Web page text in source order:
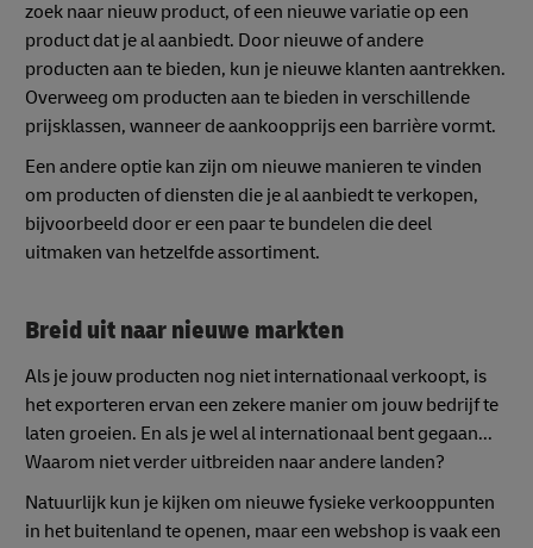
zoek naar nieuw product, of een nieuwe variatie op een
product dat je al aanbiedt. Door nieuwe of andere
producten aan te bieden, kun je nieuwe klanten aantrekken.
Overweeg om producten aan te bieden in verschillende
prijsklassen, wanneer de aankoopprijs een barrière vormt.
Een andere optie kan zijn om nieuwe manieren te vinden
om producten of diensten die je al aanbiedt te verkopen,
bijvoorbeeld door er een paar te bundelen die deel
uitmaken van hetzelfde assortiment.
Breid uit naar nieuwe markten
Als je jouw producten nog niet internationaal verkoopt, is
het exporteren ervan een zekere manier om jouw bedrijf te
laten groeien. En als je wel al internationaal bent gegaan...
Waarom niet verder uitbreiden naar andere landen?
Natuurlijk kun je kijken om nieuwe fysieke verkooppunten
in het buitenland te openen, maar een webshop is vaak een